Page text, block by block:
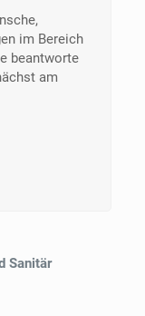
im Bereich
beantworte
am
Sanitär